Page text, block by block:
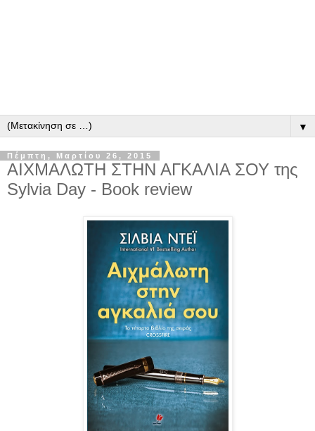
▼
Πέμπτη, Μαρτίου 26, 2015
ΑΙΧΜΑΛΩΤΗ ΣΤΗΝ ΑΓΚΑΛΙΑ ΣΟΥ της
Sylvia Day - Book review